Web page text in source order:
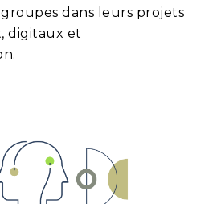
dans leurs projets
digitaux et